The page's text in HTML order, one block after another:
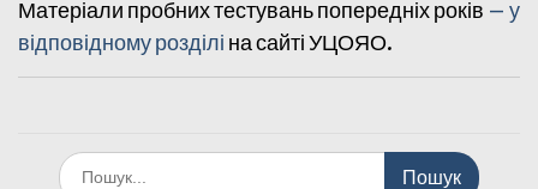
Матеріали пробних тестувань попередніх років – у
відповідному розділі на сайті УЦОЯО.
Шукати: